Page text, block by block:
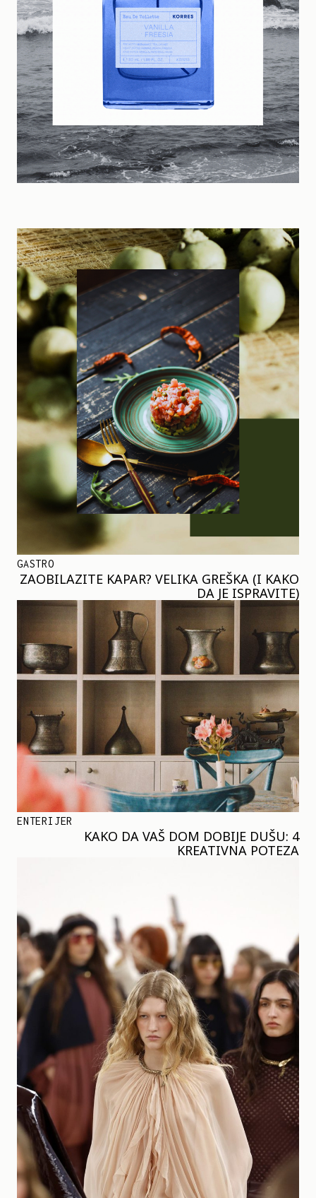
GASTRO
ZAOBILAZITE KAPAR? VELIKA GREŠKA (I KAKO
DA JE ISPRAVITE)
ENTERIJER
KAKO DA VAŠ DOM DOBIJE DUŠU: 4
KREATIVNA POTEZA